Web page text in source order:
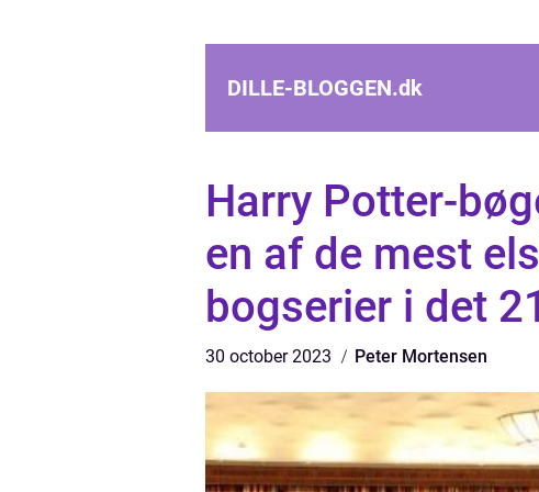
DILLE-BLOGGEN.dk
Harry Potter-
en af de mest
bogserier i det 21
30 october 2023 Peter Mortensen